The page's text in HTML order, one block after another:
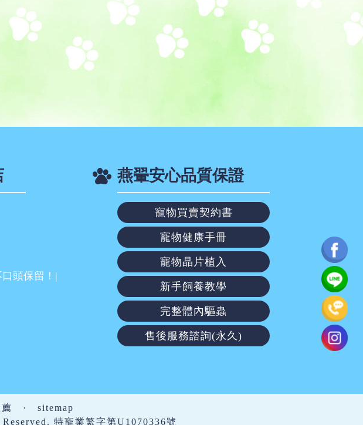
頭保留！|
燕翬安心品質保證
寵物買賣契約書
寵物健康手冊
寵物晶片植入
新手飼養教學
完整體內驅蟲
售後服務諮詢(永久)
· sitemap
特寵業繁字第U1070336號